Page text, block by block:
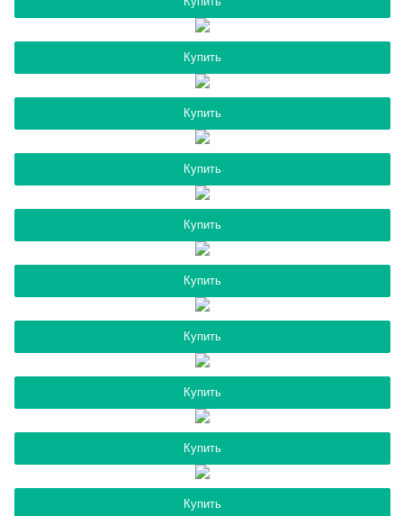
Купить
Купить
Купить
Купить
Купить
Купить
Купить
Купить
Купить